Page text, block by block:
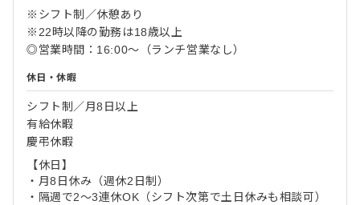
※シフト制／休憩あり
※22時以降の勤務は18歳以上
◎営業時間：16:00〜（ランチ営業なし）
休日・休暇
シフト制／月8日以上
有給休暇
慶弔休暇
【休日】
・月8日休み（週休2日制）
・隔週で2〜3連休OK（シフト次第で土日休みも相談可）